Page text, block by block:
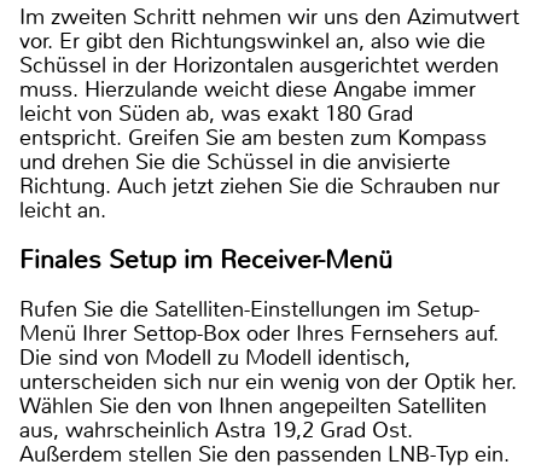
Im zweiten Schritt nehmen wir uns den Azimutwert
vor. Er gibt den Richtungswinkel an, also wie die
Schüssel in der Horizontalen ausgerichtet werden
muss. Hierzulande weicht diese Angabe immer
leicht von Süden ab, was exakt 180 Grad
entspricht. Greifen Sie am besten zum Kompass
und drehen Sie die Schüssel in die anvisierte
Richtung. Auch jetzt ziehen Sie die Schrauben nur
leicht an.
Finales Setup im Receiver-Menü
Rufen Sie die Satelliten-Einstellungen im Setup-
Menü Ihrer Settop-Box oder Ihres Fernsehers auf.
Die sind von Modell zu Modell identisch,
unterscheiden sich nur ein wenig von der Optik her.
Wählen Sie den von Ihnen angepeilten Satelliten
aus, wahrscheinlich Astra 19,2 Grad Ost.
Außerdem stellen Sie den passenden LNB-Typ ein.